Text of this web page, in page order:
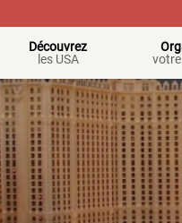
Découvrez
les USA